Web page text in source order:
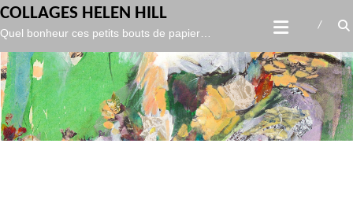
gtag('config', 'UA-119986127-1', );
to
content
COLLAGES HELEN HILL
Quel bonheur ces petits bouts de papier…